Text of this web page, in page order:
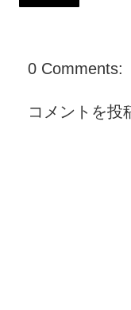
0 Comments:
コメントを投